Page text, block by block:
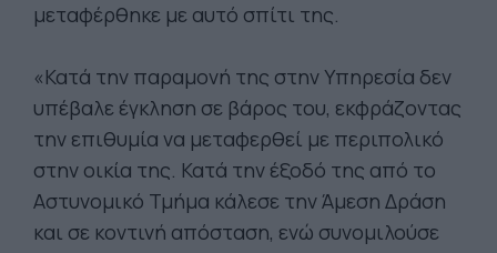
μεταφέρθηκε με αυτό σπίτι της.
«Κατά την παραμονή της στην Υπηρεσία δεν
υπέβαλε έγκληση σε βάρος του, εκφράζοντας
την επιθυμία να μεταφερθεί με περιπολικό
στην οικία της. Κατά την έξοδό της από το
Αστυνομικό Τμήμα κάλεσε την Άμεση Δράση
και σε κοντινή απόσταση, ενώ συνομιλούσε